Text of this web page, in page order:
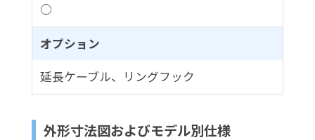
○
オプション
延長ケーブル、リングフック
外形寸法図およびモデル別仕様